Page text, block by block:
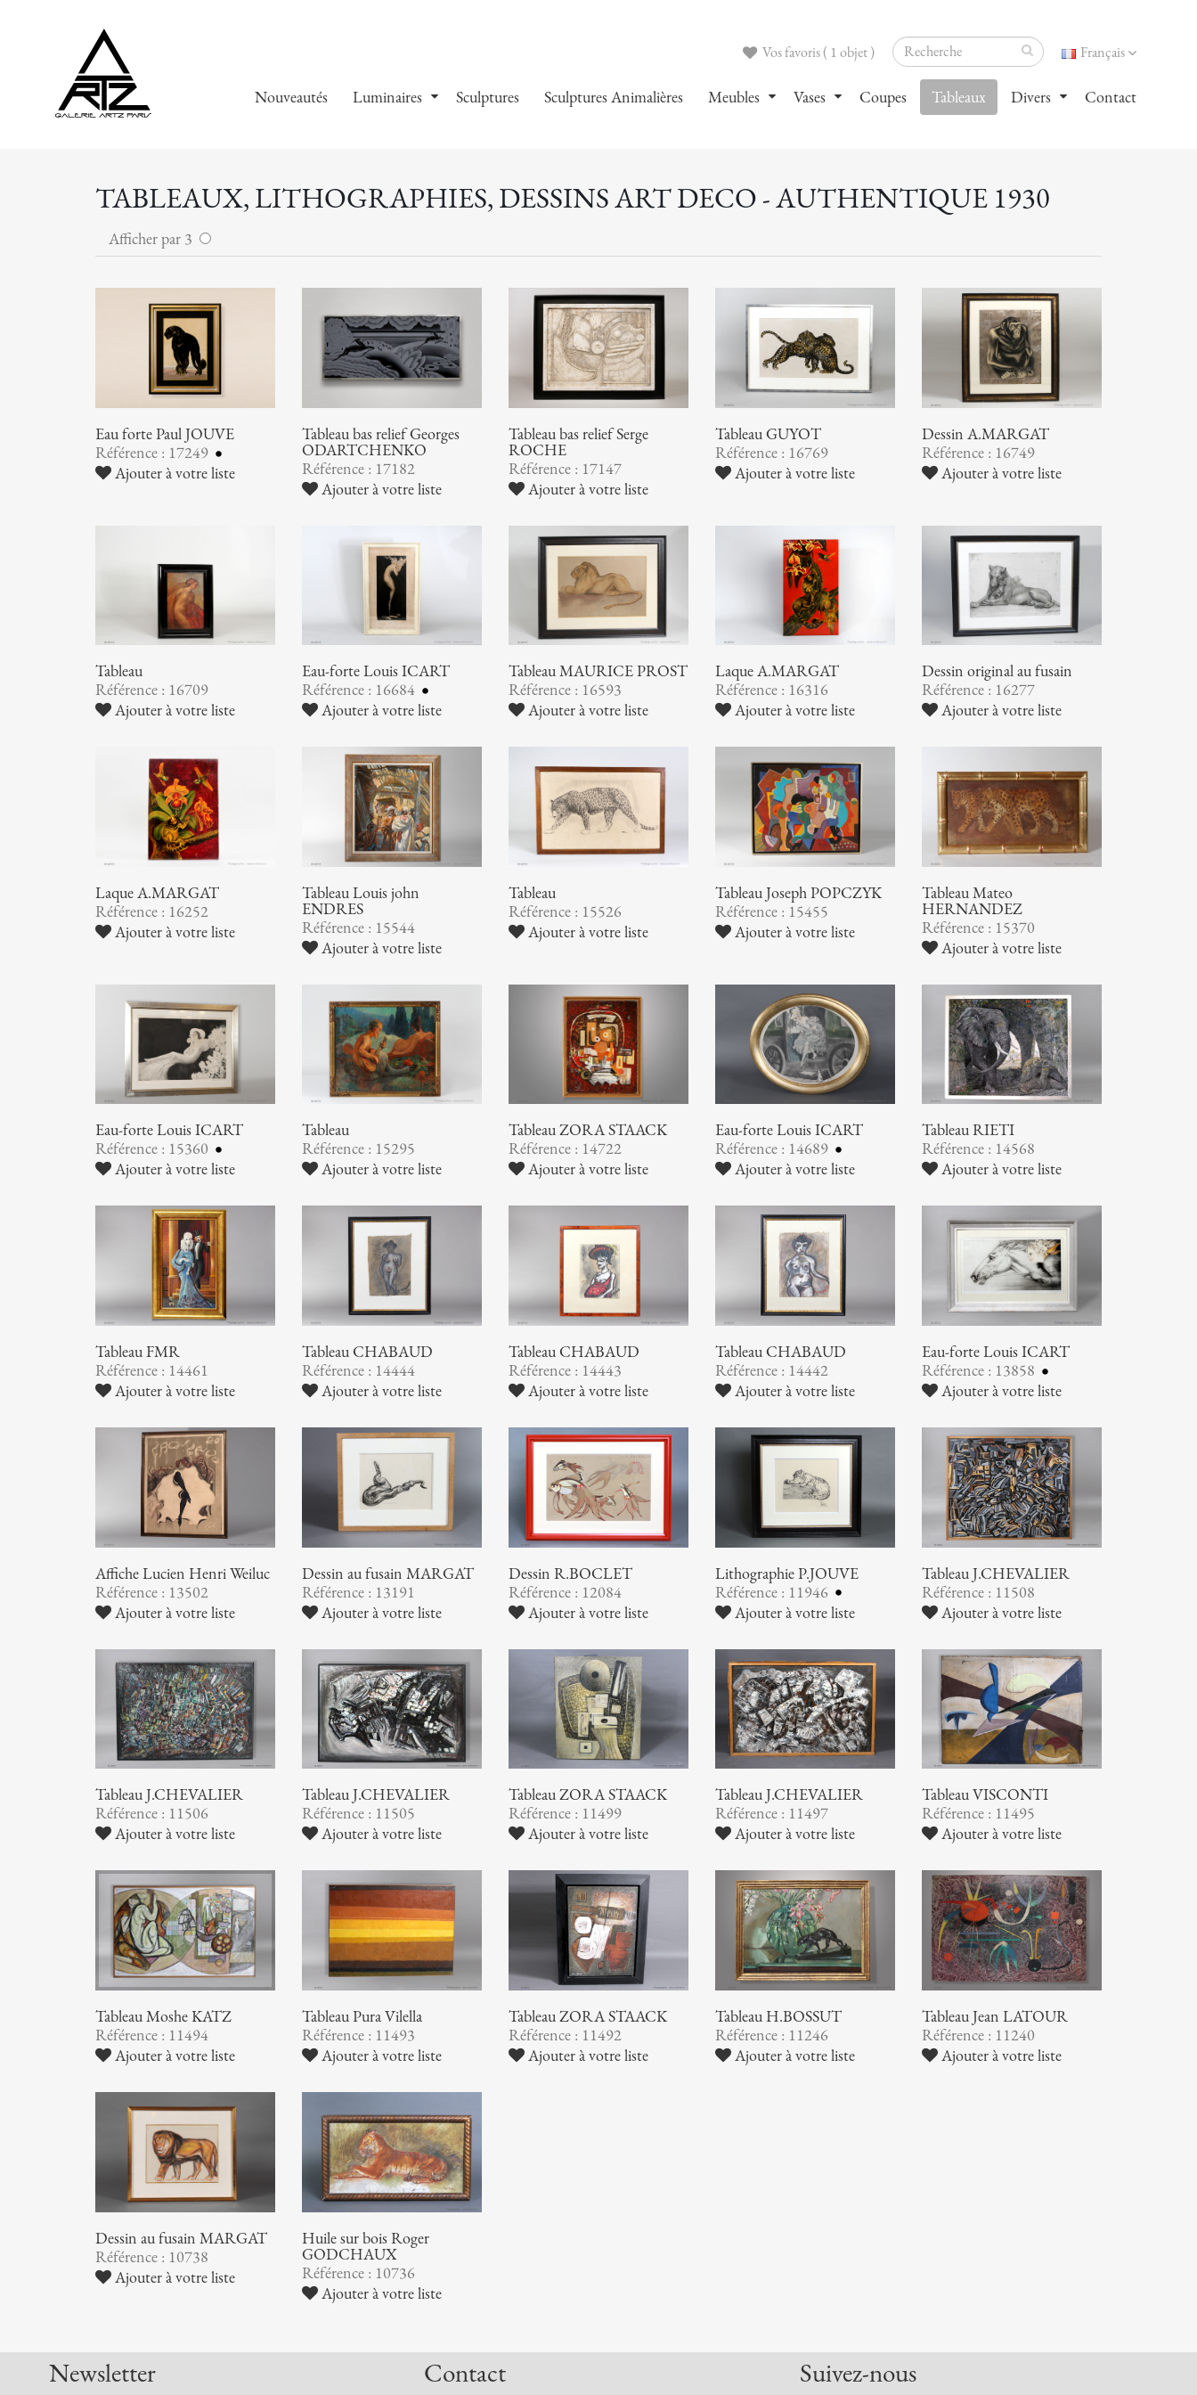
Français
Vos favoris ( 1 objet )
Nouveautés Luminaires Sculptures Sculptures Animalières Meubles Vases Coupes Tableaux Divers Contact
TABLEAUX, LITHOGRAPHIES, DESSINS ART DECO - AUTHENTIQUE 1930
Afficher par 3
Eau forte Paul JOUVE
Référence : 17249
Ajouter à votre liste
Tableau bas relief Georges
ODARTCHENKO
Référence : 17182
Ajouter à votre liste
Tableau bas relief Serge
ROCHE
Référence : 17147
Ajouter à votre liste
Tableau GUYOT
Référence : 16769
Ajouter à votre liste
Dessin A.MARGAT
Référence : 16749
Ajouter à votre liste
Tableau
Référence : 16709
Ajouter à votre liste
Eau-forte Louis ICART
Référence : 16684
Ajouter à votre liste
Tableau MAURICE PROST
Référence : 16593
Ajouter à votre liste
Laque A.MARGAT
Référence : 16316
Ajouter à votre liste
Dessin original au fusain
Référence : 16277
Ajouter à votre liste
Laque A.MARGAT
Référence : 16252
Ajouter à votre liste
Tableau Louis john
ENDRES
Référence : 15544
Ajouter à votre liste
Tableau
Référence : 15526
Ajouter à votre liste
Tableau Joseph POPCZYK
Référence : 15455
Ajouter à votre liste
Tableau Mateo
HERNANDEZ
Référence : 15370
Ajouter à votre liste
Eau-forte Louis ICART
Référence : 15360
Ajouter à votre liste
Tableau
Référence : 15295
Ajouter à votre liste
Tableau ZORA STAACK
Référence : 14722
Ajouter à votre liste
Eau-forte Louis ICART
Référence : 14689
Ajouter à votre liste
Tableau RIETI
Référence : 14568
Ajouter à votre liste
Tableau FMR
Référence : 14461
Ajouter à votre liste
Tableau CHABAUD
Référence : 14444
Ajouter à votre liste
Tableau CHABAUD
Référence : 14443
Ajouter à votre liste
Tableau CHABAUD
Référence : 14442
Ajouter à votre liste
Eau-forte Louis ICART
Référence : 13858
Ajouter à votre liste
Affiche Lucien Henri Weiluc
Référence : 13502
Ajouter à votre liste
Dessin au fusain MARGAT
Référence : 13191
Ajouter à votre liste
Dessin R.BOCLET
Référence : 12084
Ajouter à votre liste
Lithographie P.JOUVE
Référence : 11946
Ajouter à votre liste
Tableau J.CHEVALIER
Référence : 11508
Ajouter à votre liste
Tableau J.CHEVALIER
Référence : 11506
Ajouter à votre liste
Tableau J.CHEVALIER
Référence : 11505
Ajouter à votre liste
Tableau ZORA STAACK
Référence : 11499
Ajouter à votre liste
Tableau J.CHEVALIER
Référence : 11497
Ajouter à votre liste
Tableau VISCONTI
Référence : 11495
Ajouter à votre liste
Tableau Moshe KATZ
Référence : 11494
Ajouter à votre liste
Tableau Pura Vilella
Référence : 11493
Ajouter à votre liste
Tableau ZORA STAACK
Référence : 11492
Ajouter à votre liste
Tableau H.BOSSUT
Référence : 11246
Ajouter à votre liste
Tableau Jean LATOUR
Référence : 11240
Ajouter à votre liste
Dessin au fusain MARGAT
Référence : 10738
Ajouter à votre liste
Huile sur bois Roger
GODCHAUX
Référence : 10736
Ajouter à votre liste
Newsletter Contact Suivez-nous